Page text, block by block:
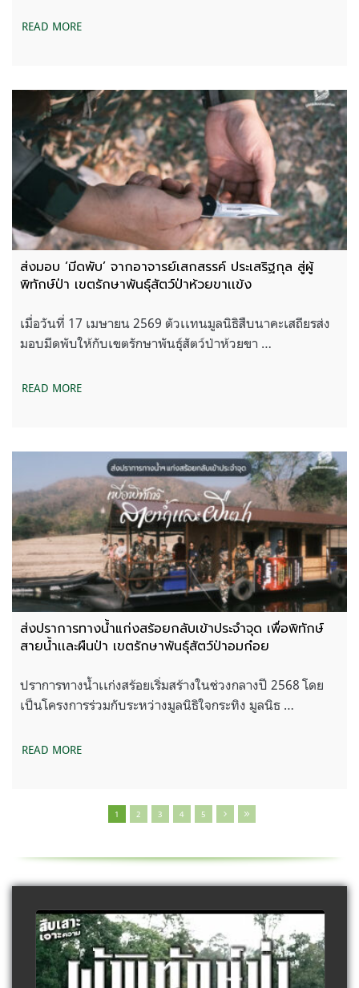
READ MORE
ส่งมอบ ‘มีดพับ’ จากอาจารย์เสกสรรค์ ประเสริฐกุล สู่ผู้
พิทักษ์ป่า เขตรักษาพันธุ์สัตว์ป่าห้วยขาเเข้ง
เมื่อวันที่ 17 เมษายน 2569 ตัวเเทนมูลนิธิสืบนาคะเสถียรส่ง
มอบมีดพับให้กับเขตรักษาพันธุ์สัตว์ป่าห้วยขา …
READ MORE
ส่งปราการทางน้ำแก่งสร้อยกลับเข้าประจำจุด เพื่อพิทักษ์
สายน้ำเเละผืนป่า เขตรักษาพันธุ์สัตว์ป่าอมก๋อย
ปราการทางน้ำเเก่งสร้อยเริ่มสร้างในช่วงกลางปี 2568 โดย
เป็นโครงการร่วมกับระหว่างมูลนิธิใจกระทิง มูลนิธ …
READ MORE
1 2 3 4 5
ผู้พิทักษ์ป่า แนวหน้าเขตชายแดน
watch video